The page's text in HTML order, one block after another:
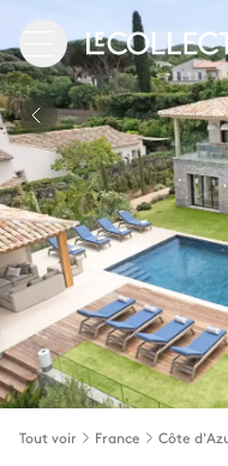
Tout voir France Côte